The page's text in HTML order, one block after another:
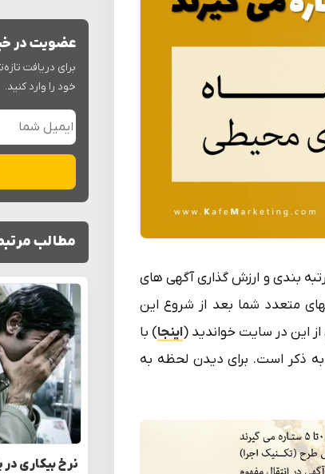
رتبه بندی و ارزش گذاری آگهی های
متعدد شما بعد از شروع این
این در سایت خواندید (اینجا) با
به ذکر است. برای دیدن لحظه به
عضویت در
برای دریافت
خود را وارد کنید.
مطالب
نرخ بیکاری